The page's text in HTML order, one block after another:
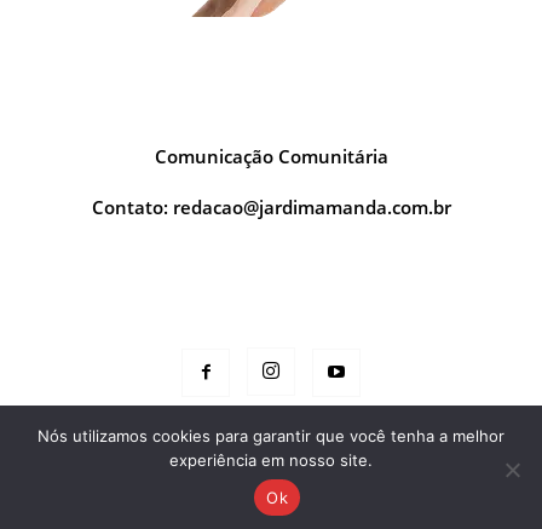
Comunicação Comunitária
Contato: redacao@jardimamanda.com.br
Fale conosco Sobre Quem faz
© Todos os direitos reservados Jardim Amanda Hortolândia - SP 2026
Nós utilizamos cookies para garantir que você tenha a melhor
experiência em nosso site.
Ok